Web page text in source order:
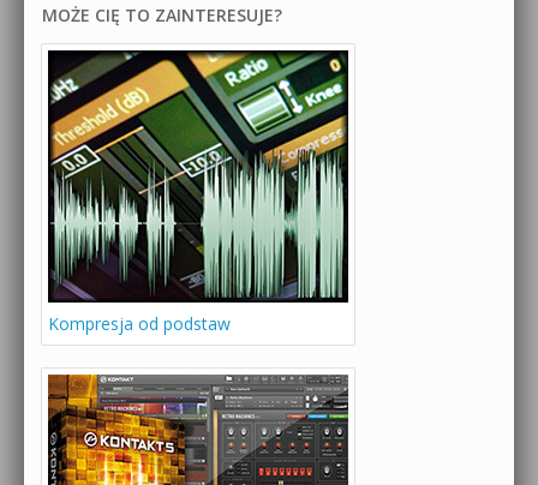
MOŻE CIĘ TO ZAINTERESUJE?
Kompresja od podstaw